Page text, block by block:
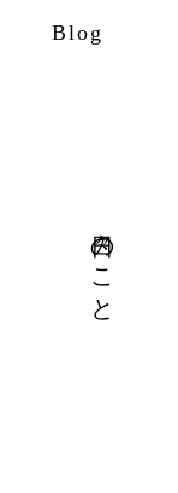
Blog
日々のこと